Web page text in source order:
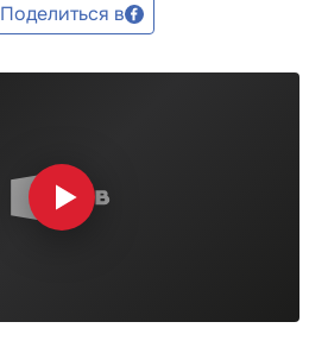
Поделиться в